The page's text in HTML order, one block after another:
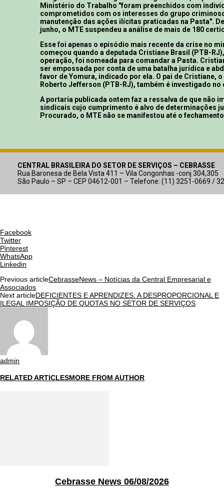
Ministério do Trabalho "foram preenchidos com
comprometidos com os interesses do grupo
manutenção das ações ilícitas praticadas na Pasta".
junho, o MTE suspendeu a análise de mais de 180
Esse foi apenas o episódio mais recente da crise no
começou quando a deputada Cristiane Brasil (PTB-
operação, foi nomeada para comandar a Pasta.
ser empossada por conta de uma batalha jurídica e
favor de Yomura, indicado por ela. O pai de Cristiane,
Roberto Jefferson (PTB-RJ), também é investigado no
A portaria publicada ontem faz a ressalva de que não
sindicais cujo cumprimento é alvo de determinações
Procurado, o MTE não se manifestou até o
CENTRAL BRASILEIRA DO SETOR DE SERVIÇOS – CEBRASSE
Rua Baronesa de Bela Vista 411 – Vila Congonhas -conj 304,305
São Paulo – SP – CEP 04612-001 – Telefone: (11) 3251-0669 /
Facebook
Twitter
Pinterest
WhatsApp
Linkedin
Previous articleCebrasseNews – Notícias da Central Empresarial e
Associados
Next articleDEFICIENTES E APRENDIZES: A DESPROPORCIONAL E
ILEGAL IMPOSIÇÃO DE QUOTAS NO SETOR DE SERVIÇOS
admin
RELATED ARTICLESMORE FROM AUTHOR
Cebrasse News 06/08/2026